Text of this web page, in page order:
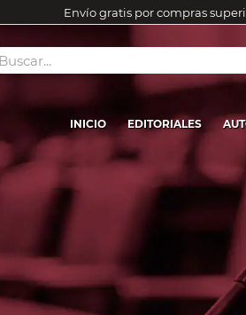
Envío gratis por compras
INICIO EDITORIALES